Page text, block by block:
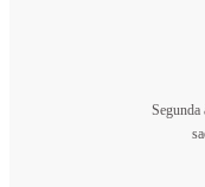
Segunda